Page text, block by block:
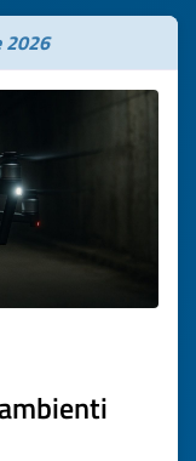
2026